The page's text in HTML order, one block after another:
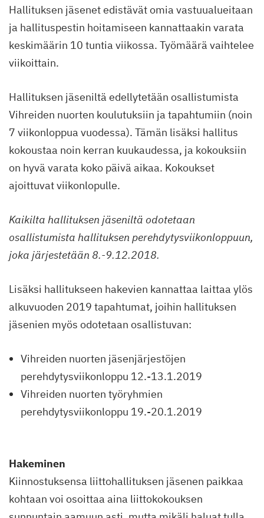
Hallituksen jäsenet edistävät omia vastuualueitaan
ja hallituspestin hoitamiseen kannattaakin varata
keskimäärin 10 tuntia viikossa. Työmäärä vaihtelee
viikoittain.
Hallituksen jäseniltä edellytetään osallistumista
Vihreiden nuorten koulutuksiin ja tapahtumiin (noin
7 viikonloppua vuodessa). Tämän lisäksi hallitus
kokoustaa noin kerran kuukaudessa, ja kokouksiin
on hyvä varata koko päivä aikaa. Kokoukset
ajoittuvat viikonlopulle.
Kaikilta hallituksen jäseniltä odotetaan
osallistumista hallituksen perehdytysviikonloppuun,
joka järjestetään 8.-9.12.2018.
Lisäksi hallitukseen hakevien kannattaa laittaa ylös
alkuvuoden 2019 tapahtumat, joihin hallituksen
jäsenien myös odotetaan osallistuvan:
Vihreiden nuorten jäsenjärjestöjen
perehdytysviikonloppu 12.-13.1.2019
Vihreiden nuorten työryhmien
perehdytysviikonloppu 19.-20.1.2019
Hakeminen
Kiinnostuksensa liittohallituksen jäsenen paikkaa
kohtaan voi osoittaa aina liittokokouksen